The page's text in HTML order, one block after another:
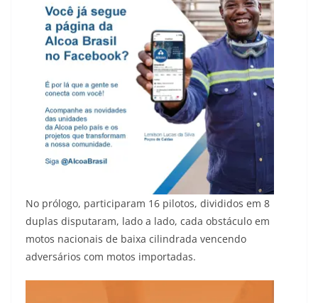
No prólogo, participaram 16 pilotos, divididos em 8
duplas disputaram, lado a lado, cada obstáculo em
motos nacionais de baixa cilindrada vencendo
adversários com motos importadas.